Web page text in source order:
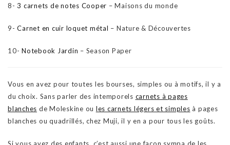
8-3 carnets de notes Cooper – Maisons du monde
9-Carnet en cuir loquet métal – Nature & Découvertes
10- Notebook Jardin – Season Paper
Vous en avez pour toutes les bourses, simples ou à motifs, il y a
du choix. Sans parler des intemporels carnets à pages
blanches de Moleskine ou les carnets légers et simples à pages
blanches ou quadrillés, chez Muji, il y en a pour tous les goûts.